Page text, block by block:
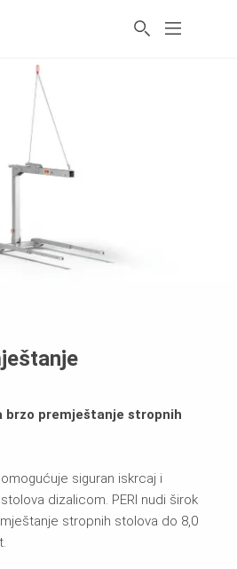
brzo premještanje stropnih
siguran iskrcaj i
dizalicom. PERI nudi širok
stropnih stolova do 8,0